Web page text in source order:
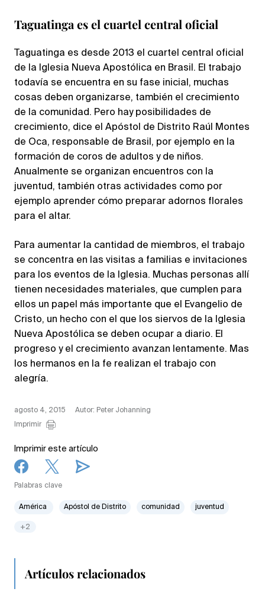
Taguatinga es el cuartel central oficial
Taguatinga es desde 2013 el cuartel central oficial
de la Iglesia Nueva Apostólica en Brasil. El trabajo
todavía se encuentra en su fase inicial, muchas
cosas deben organizarse, también el crecimiento
de la comunidad. Pero hay posibilidades de
crecimiento, dice el Apóstol de Distrito Raúl Montes
de Oca, responsable de Brasil, por ejemplo en la
formación de coros de adultos y de niños.
Anualmente se organizan encuentros con la
juventud, también otras actividades como por
ejemplo aprender cómo preparar adornos florales
para el altar.
Para aumentar la cantidad de miembros, el trabajo
se concentra en las visitas a familias e invitaciones
para los eventos de la Iglesia. Muchas personas allí
tienen necesidades materiales, que cumplen para
ellos un papel más importante que el Evangelio de
Cristo, un hecho con el que los siervos de la Iglesia
Nueva Apostólica se deben ocupar a diario. El
progreso y el crecimiento avanzan lentamente. Mas
los hermanos en la fe realizan el trabajo con
alegría.
agosto 4, 2015
Autor: Peter Johanning
Imprimir
Imprimir este artículo
Palabras clave
América Apóstol de Distrito comunidad juventud
+2
Artículos relacionados